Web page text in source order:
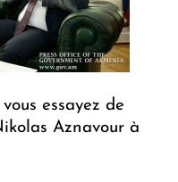
essayez de
Aznavour à